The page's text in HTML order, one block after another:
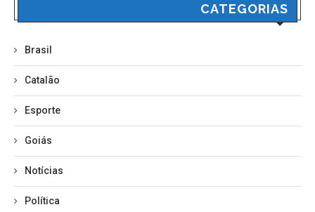
CATEGORIAS
Brasil
Catalão
Esporte
Goiás
Notícias
Política